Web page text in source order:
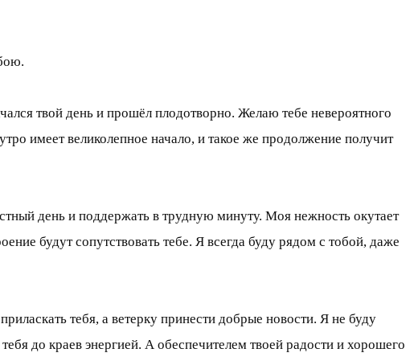
твой день и прошёл плодотворно. Желаю тебе невероятного
имеет великолепное начало, и такое же продолжение получит
день и поддержать в трудную минуту. Моя нежность окутает
будут сопутствовать тебе. Я всегда буду рядом с тобой, даже
тебя, а ветерку принести добрые новости. Я не буду
до краев энергией. А обеспечителем твоей радости и хорошего